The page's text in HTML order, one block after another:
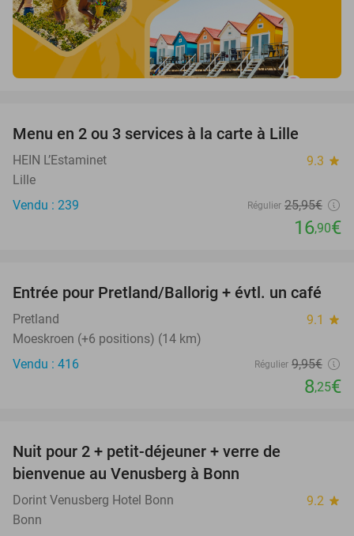
Menu en 2 ou 3 services à la carte à Lille
HEIN L’Estaminet 9.3 star
Lille
Vendu : 239
Régulier 25,95€
16,90€
17%
Entrée pour Pretland/Ballorig + évtl. un café
Pretland 9.1 star
Moeskroen (+6 positions) (14 km)
Vendu : 416
Régulier 9,95€
8,25€
Nuit pour 2 + petit-déjeuner + verre de
bienvenue au Venusberg à Bonn
Dorint Venusberg Hotel Bonn 9.2 star
Bonn